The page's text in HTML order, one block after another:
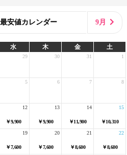
安値カレンダー 9月
水 木 金 土
29 30 31 1
5 6 7 8
￥9,900
12
￥9,900
13
￥11,900
14
￥10,310
15
￥7,600
19
￥7,600
20
￥8,600
21
￥8,600
22